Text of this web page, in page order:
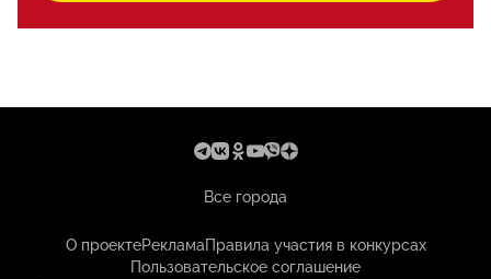
Все города
О проектеРекламаПравила участия в конкурсах
Пользовательское соглашение